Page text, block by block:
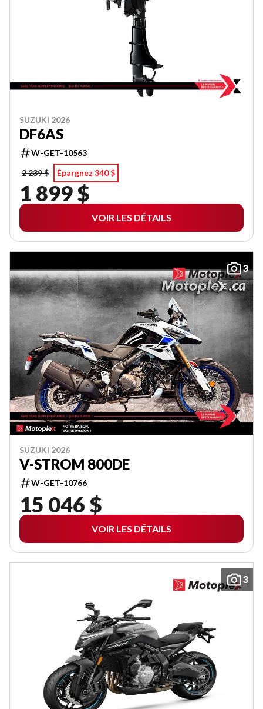
SUZUKI 2026
DF6AS
W-GET-10563
2 239 $
Épargnez 340 $
1 899 $
VOIR LES DÉTAILS
3
SUZUKI 2026
V-STROM 800DE
W-GET-10766
15 046 $
VOIR LES DÉTAILS
3